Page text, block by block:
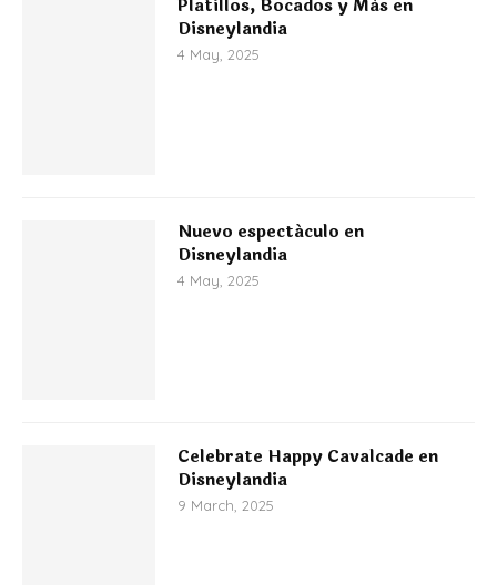
Platillos, Bocados y Más en
Disneylandia
4 May, 2025
Nuevo espectáculo en
Disneylandia
4 May, 2025
Celebrate Happy Cavalcade en
Disneylandia
9 March, 2025